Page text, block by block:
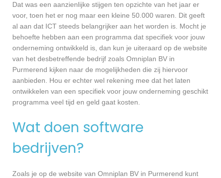
Dat was een aanzienlijke stijgen ten opzichte van het jaar er
voor, toen het er nog maar een kleine 50.000 waren. Dit geeft
al aan dat ICT steeds belangrijker aan het worden is. Mocht je
behoefte hebben aan een programma dat specifiek voor jouw
onderneming ontwikkeld is, dan kun je uiteraard op de website
van het desbetreffende bedrijf zoals Omniplan BV in
Purmerend kijken naar de mogelijkheden die zij hiervoor
aanbieden. Hou er echter wel rekening mee dat het laten
ontwikkelen van een specifiek voor jouw onderneming geschikt
programma veel tijd en geld gaat kosten.
Wat doen software
bedrijven?
Zoals je op de website van Omniplan BV in Purmerend kunt